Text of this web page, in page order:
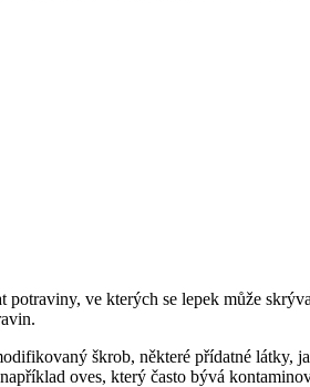
ve kterých se lepek může
škrob, některé přídatné látky,
oves, který často bývá